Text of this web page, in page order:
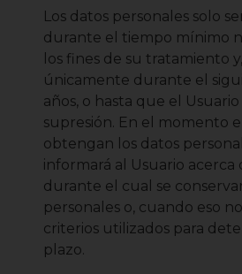
Los datos personales solo
durante el tiempo mínimo
los fines de su tratamiento
únicamente durante el
años, o hasta que el
supresión. En el momento
obtengan los datos
informará al Usuario acerca
durante el cual se
personales o, cuando eso
criterios utilizados para
plazo.